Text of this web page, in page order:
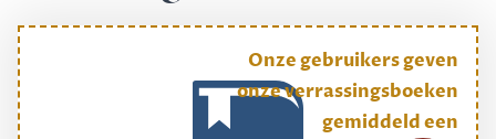
Onze gebruikers geven
onze verrassingsboeken
gemiddeld een